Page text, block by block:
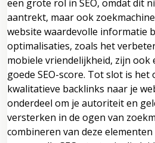
een grote rol in SEO, omdat dit
aantrekt, maar ook
website waardevolle informatie
optimalisaties, zoals het
mobiele vriendelijkheid, zijn ook
goede SEO-score. Tot slot is het
kwalitatieve backlinks naar je
onderdeel om je autoriteit en
versterken in de ogen van
combineren van deze